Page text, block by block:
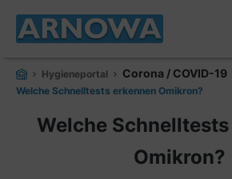
springen
Hygieneportal Corona / COVID-19
Welche Schnelltests erkennen Omikron?
Welche
Omikron?